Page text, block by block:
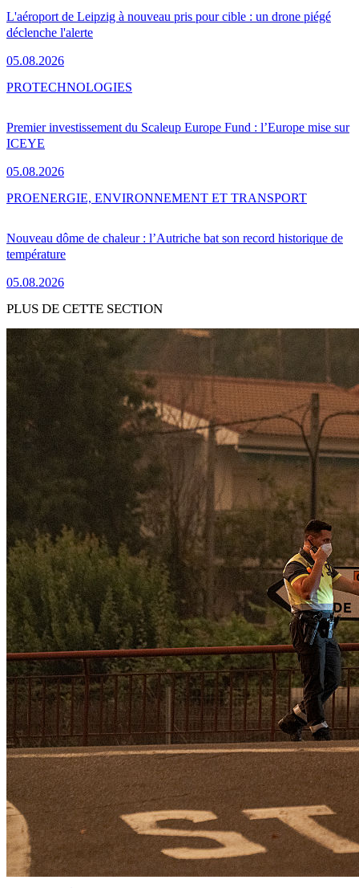
L'aéroport de Leipzig à nouveau pris pour cible : un drone piégé
déclenche l'alerte
05.08.2026
Premier investissement du Scaleup Europe Fund : l’Europe mise sur
ICEYE
05.08.2026
PROTECHNOLOGIES
Nouveau dôme de chaleur : l’Autriche bat son record historique de
température
05.08.2026
PROENERGIE, ENVIRONNEMENT ET TRANSPORT
PLUS DE CETTE SECTION